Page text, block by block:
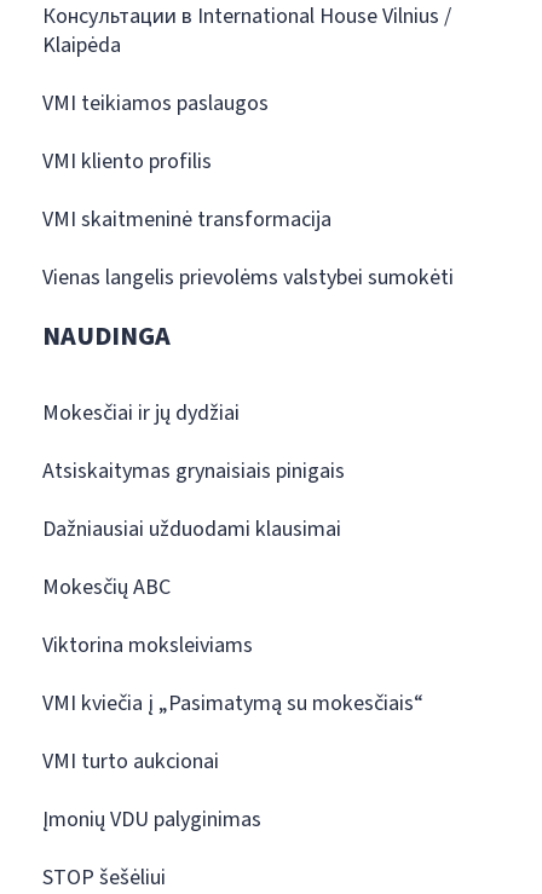
Консультации в International House Vilnius /
Klaipėda
VMI teikiamos paslaugos
VMI kliento profilis
VMI skaitmeninė transformacija
Vienas langelis prievolėms valstybei sumokėti
NAUDINGA
Mokesčiai ir jų dydžiai
Atsiskaitymas grynaisiais pinigais
Dažniausiai užduodami klausimai
Mokesčių ABC
Viktorina moksleiviams
VMI kviečia į „Pasimatymą su mokesčiais“
VMI turto aukcionai
Įmonių VDU palyginimas
STOP šešėliui